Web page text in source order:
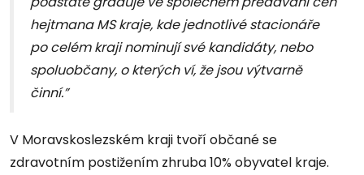
hejtmana MS kraje, kde jednotlivé stacionáře
po celém kraji nominují své kandidáty, nebo
spoluobčany, o kterých ví, že jsou výtvarně
činní.”
V Moravskoslezském kraji tvoří občané se
zdravotním postižením zhruba 10% obyvatel kraje.